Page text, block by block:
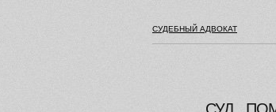
СУДЕБНЫЙ АДВОКАТ